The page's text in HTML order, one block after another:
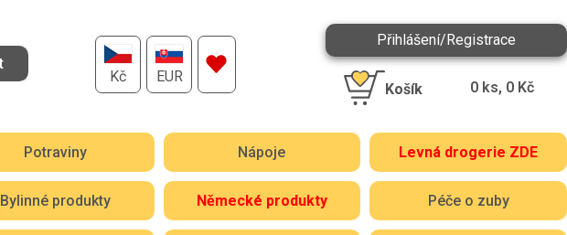
Kč EUR
Přihlášení/Registrace
Košík 0 ks, 0 Kč
Potraviny Nápoje Levná drogerie ZDE
Bylinné produkty Německé produkty Péče o zuby